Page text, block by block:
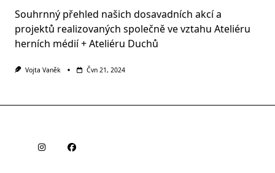
Souhrnný přehled našich dosavadních akcí a
projektů realizovaných společně ve vztahu Ateliéru
herních médií + Ateliéru Duchů
Vojta Vaněk Čvn 21, 2024